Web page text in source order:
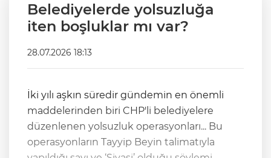
Belediyelerde yolsuzluğa
iten boşluklar mı var?
28.07.2026 18:13
İki yılı aşkın süredir gündemin en önemli
maddelerinden biri CHP'li belediyelere
düzenlenen yolsuzluk operasyonları... Bu
operasyonların Tayyip Beyin talimatıyla